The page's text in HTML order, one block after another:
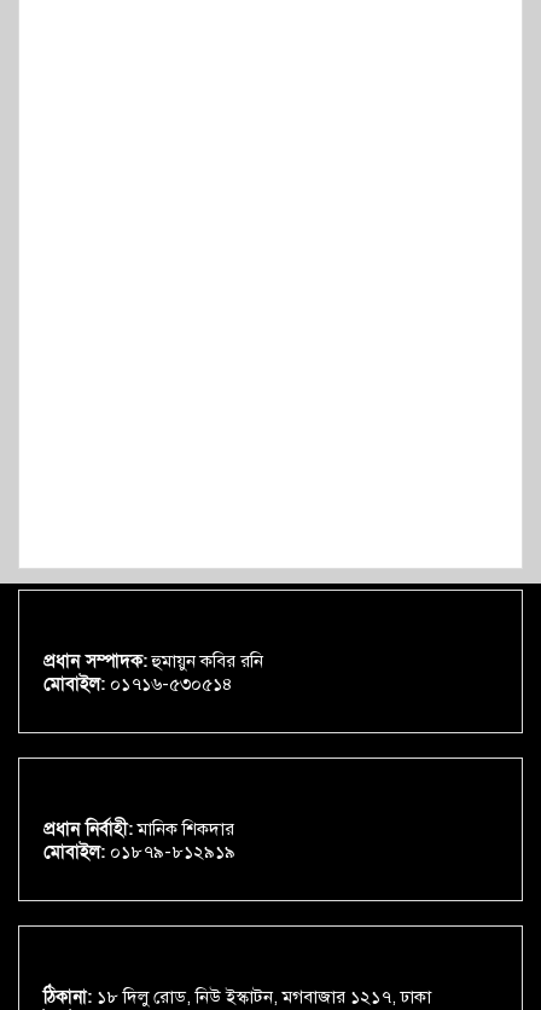
প্রধান সম্পাদক:হুমায়ুন কবির রনি
মোবাইল: ০১৭১৬-৫৩০৫১৪
প্রধান নির্বাহী:মানিক শিকদার
মোবাইল: ০১৮৭৯-৮১২৯১৯
ঠিকানা: ১৮ দিলু রোড, নিউ ইস্কাটন, মগবাজার ১২১৭, ঢাকা